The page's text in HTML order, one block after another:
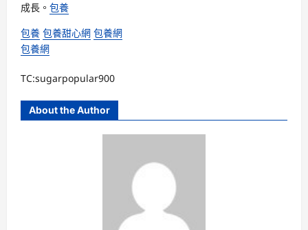
成長。 包養
包養 包養甜心網 包養網
包養網
TC:sugarpopular900
About the Author